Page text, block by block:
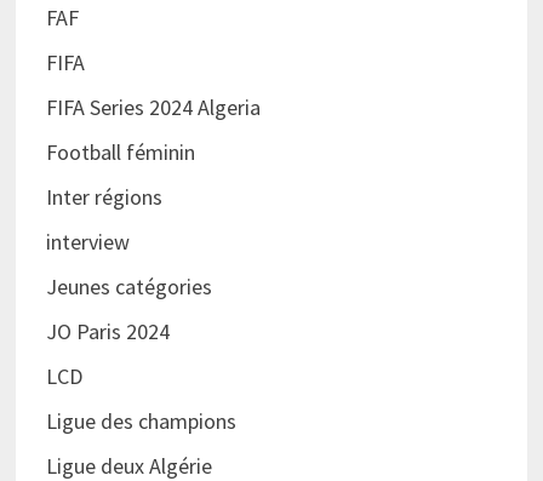
FAF
FIFA
FIFA Series 2024 Algeria
Football féminin
Inter régions
interview
Jeunes catégories
JO Paris 2024
LCD
Ligue des champions
Ligue deux Algérie